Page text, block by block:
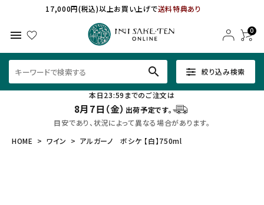
17,000円(税込)以上お買い上げで送料特典あり
menu 0
絞り込み検索
search
本日23:59までのご注文は
8月7日（金） 出荷予定です。
目安であり、状況によって異なる場合があります。
HOME
ワイン アルガーノ ボシケ 【白】750ml